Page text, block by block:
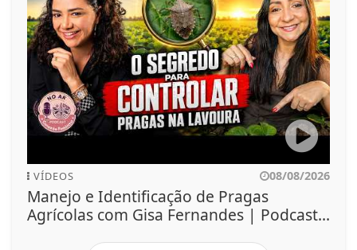
VÍDEOS 08/08/2026
Manejo e Identificação de Pragas
Agrícolas com Gisa Fernandes | Podcast...